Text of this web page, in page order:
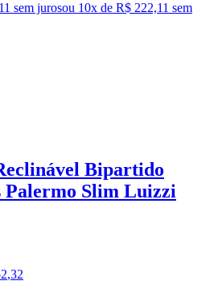
sem jurosou 10x de R$ 222,11 sem
Bipartido
Palermo Slim Luizzi
,32